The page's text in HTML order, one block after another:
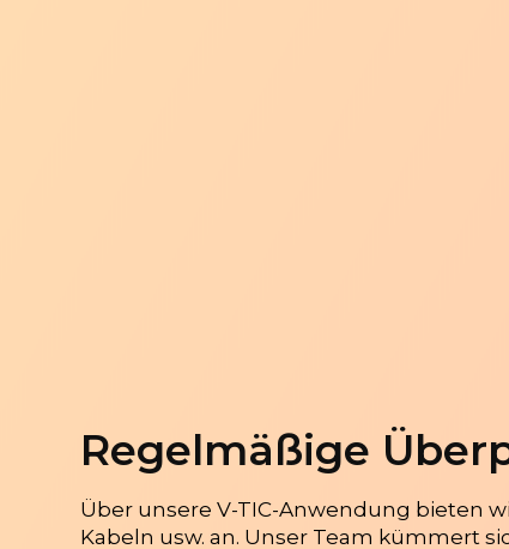
Regelmäßige
Über unsere V-TIC-Anwendung bieten
Kabeln usw. an. Unser Team kümmert